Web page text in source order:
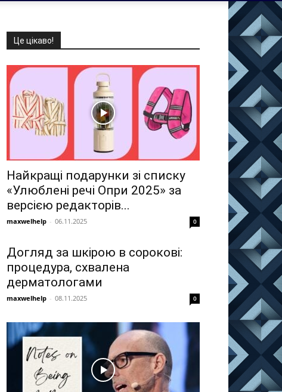
Це цікаво!
Найкращі подарунки зі списку
«Улюблені речі Опри 2025» за
версією редакторів...
maxwelhelp - 06.11.2025 0
Догляд за шкірою в сорокові:
процедура, схвалена
дерматологами
maxwelhelp - 08.11.2025 0